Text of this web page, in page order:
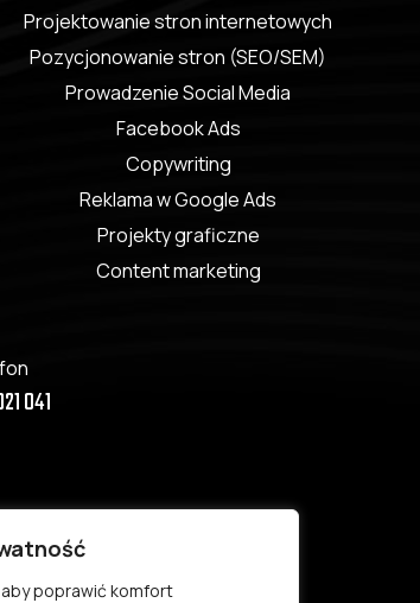
poprawić komfort
Projektowanie stron internetowych
Pozycjonowanie stron (SEO/SEM)
Prowadzenie Social Media
Facebook Ads
Copywriting
Reklama w Google Ads
Projekty graficzne
Content marketing
041
3/2c, 71-534 Szczecin